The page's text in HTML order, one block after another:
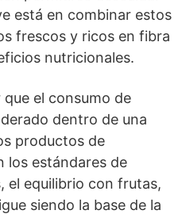
está en combinar estos
frescos y ricos en fibra
nutricionales.
el consumo de
dentro de una
productos de
los estándares de
el equilibrio con frutas,
siendo la base de la